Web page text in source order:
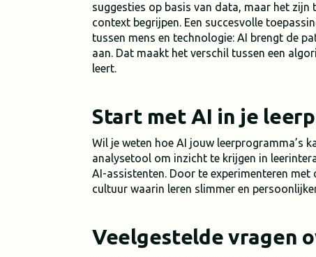
suggesties op basis van data, maar het zijn
context begrijpen. Een succesvolle
tussen mens en technologie: AI brengt de
aan. Dat maakt het verschil tussen een
leert.
Start met AI in je
Wil je weten hoe AI jouw leerprogramma’s
analysetool om inzicht te krijgen in
AI-assistenten. Door te experimenteren
cultuur waarin leren slimmer en
Veelgestelde vragen